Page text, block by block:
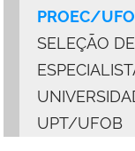
PROEC/
SELEÇÃO
UPT/UFOB